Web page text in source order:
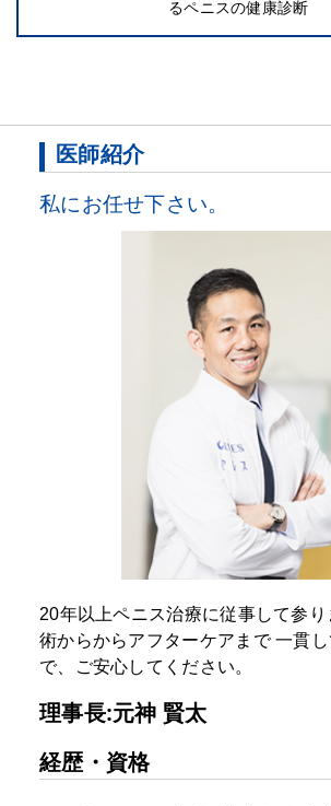
るペニスの健康診断
医師紹介
私にお任せ下さい。
20年以上ペニス治療に従事して参
術からからアフターケアまで一貫し
で、ご安心してください。
理事長:元神 賢太
経歴・資格